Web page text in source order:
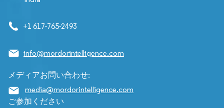
+1 617-765-2493
info@mordorintelligence.com
メディアお問い合わせ:
media@mordorintelligence.com
ご参加ください